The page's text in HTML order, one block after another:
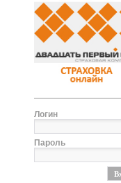
Логин
Пароль